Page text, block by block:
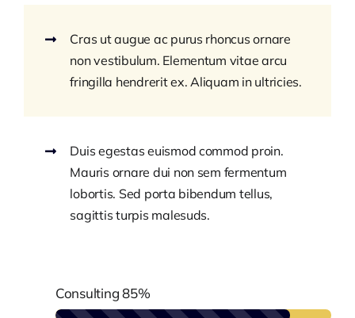
Cras ut augue ac purus rhoncus ornare
non vestibulum. Elementum vitae arcu
fringilla hendrerit ex. Aliquam in ultricies.
Duis egestas euismod commod proin.
Mauris ornare dui non sem fermentum
lobortis. Sed porta bibendum tellus,
sagittis turpis malesuds.
Consulting85%